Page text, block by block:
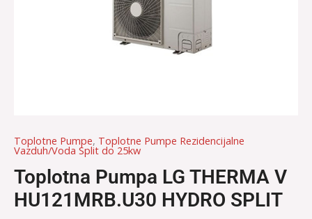
Toplotne Pumpe, Toplotne Pumpe Rezidencijalne
Vazduh/Voda Split do 25kw
Toplotna Pumpa LG THERMA V
HU121MRB.U30 HYDRO SPLIT